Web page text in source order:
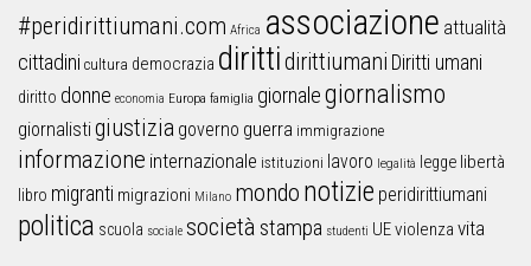
#peridirittiumani.com Africa associazione attualità
cittadini cultura democrazia dirittidirittiumani Diritti umani
diritto donne economia Europa famiglia giornalegiornalismo
giornalistigiustizia governo guerra immigrazione
informazione internazionale istituzioni lavoro legalità legge libertà
libro migranti migrazioni Milano mondo notizie peridirittiumani
politica scuola sociale società stampa studenti UEviolenza vita